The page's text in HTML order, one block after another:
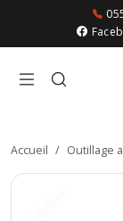
Accueil / Outillage